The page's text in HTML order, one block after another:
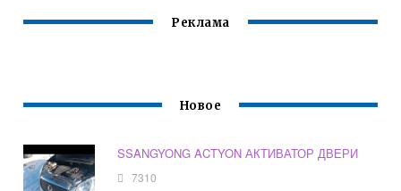
Реклама
Новое
SSANGYONG ACTYON АКТИВАТОР ДВЕРИ
7310